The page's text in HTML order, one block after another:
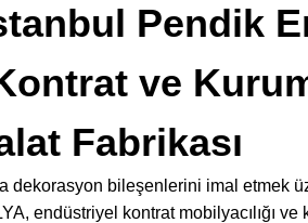
Pendik
ve
Fabrikası
dekorasyon bileşenlerini imal etmek
endüstriyel kontrat mobilyacılığı ve